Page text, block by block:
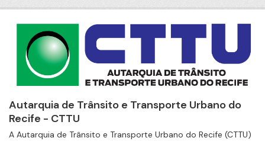
Autarquia de Trânsito e Transporte Urbano do
Recife - CTTU
A Autarquia de Trânsito e Transporte Urbano do Recife (CTTU)